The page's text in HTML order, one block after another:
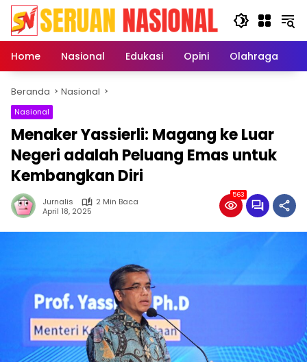
Langsung
konten
Home
Nasional Edukasi Opini Olahraga
Beranda Nasional
Nasional
Menaker Yassierli: Magang ke Luar
Negeri adalah Peluang Emas untuk
Kembangkan Diri
Jurnalis
2 Min Baca
April 18, 2025
563